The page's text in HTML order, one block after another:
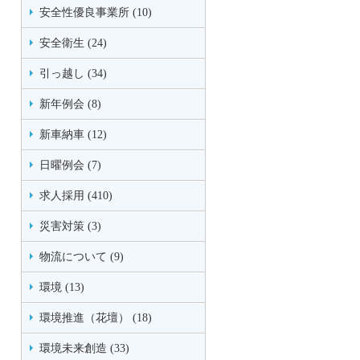
安全性優良事業所 (10)
安全衛生 (24)
引っ越し (34)
新年例会 (8)
新車納車 (12)
日曜例会 (7)
求人採用 (410)
災害対策 (3)
物流について (9)
環境 (13)
環境推進（花壇） (18)
環境未来創造 (33)